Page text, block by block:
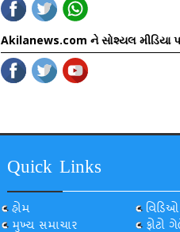
Akilanews.com ને સોશ્યલ મીડિયા
Quick Links
હોમ
મુખ્ય સમાચાર
ફોટો